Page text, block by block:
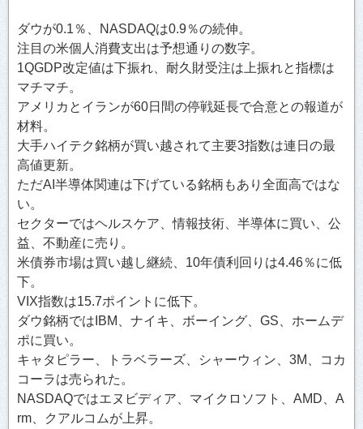
ダウが0.1％、NASDAQは0.9％の続伸。
注目の米個人消費支出は予想通りの数字。
1QGDP改定値は下振れ、耐久財受注は上振れと指標は
マチマチ。
アメリカとイランが60日間の停戦延長で合意との報道が
材料。
大手ハイテク銘柄が買い越されて主要3指数は連日の最
高値更新。
ただAI半導体関連は下げている銘柄もあり全面高ではな
い。
セクターではヘルスケア、情報技術、半導体に買い、公
益、不動産に売り。
米債券市場は買い越し継続、10年債利回りは4.46％に低
下。
VIX指数は15.7ポイントに低下。
ダウ銘柄ではIBM、ナイキ、ボーイング、GS、ホームデ
ポに買い。
キャタピラー、トラベラーズ、シャーウィン、3M、コカ
コーラは売られた。
NASDAQではエヌビディア、マイクロソフト、AMD、A
rm、クアルコムが上昇。